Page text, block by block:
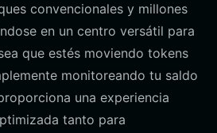
convencionales y millones
en un centro versátil para
que estés moviendo tokens
monitoreando tu saldo
una experiencia
tanto para